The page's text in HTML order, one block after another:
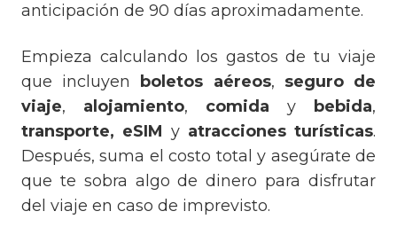
anticipación de 90 días aproximadamente.
Empieza calculando los gastos de tu viaje
que incluyen
boletos aéreos, seguro de
viaje, alojamiento, comida y bebida,
transporte, eSIM y atracciones turísticas.
Después, suma el costo total y asegúrate de
que te sobra algo de dinero para disfrutar
del viaje en caso de imprevisto.